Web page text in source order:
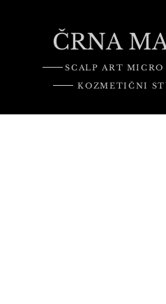
ČRNA
SCALP ART
KOZMETIČNI